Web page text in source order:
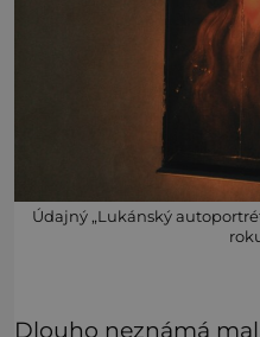
Údajný „Lukánský
Dlouho neznámá